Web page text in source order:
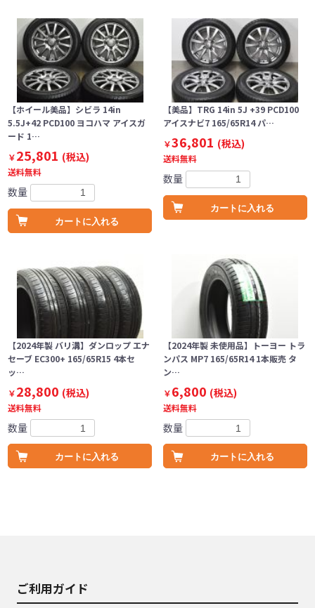
【ホイール美品】シビラ 14in
5.5J+42 PCD100 ヨコハマ アイスガ
ード 1…
￥25,801 (税込)
送料無料
数量
カートに入れる
【美品】TRG 14in 5J +39 PCD100
アイスナビ7 165/65R14 パ…
￥36,801 (税込)
送料無料
数量
カートに入れる
【2024年製 バリ溝】ダンロップ エナ
セーブ EC300+ 165/65R15 4本セ
ッ…
￥28,800 (税込)
送料無料
数量
カートに入れる
【2024年製 未使用品】トーヨー トラ
ンパス MP7 165/65R14 1本販売 タ
ン…
￥6,800 (税込)
送料無料
数量
カートに入れる
ご利用ガイド